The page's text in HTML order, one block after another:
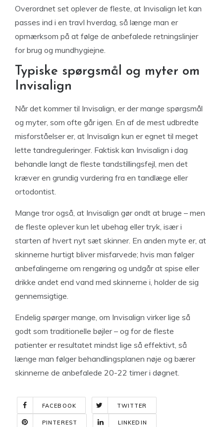
Overordnet set oplever de fleste, at Invisalign let kan
passes ind i en travl hverdag, så længe man er
opmærksom på at følge de anbefalede retningslinjer
for brug og mundhygiejne.
Typiske spørgsmål og myter om
Invisalign
Når det kommer til Invisalign, er der mange spørgsmål
og myter, som ofte går igen. En af de mest udbredte
misforståelser er, at Invisalign kun er egnet til meget
lette tandreguleringer. Faktisk kan Invisalign i dag
behandle langt de fleste tandstillingsfejl, men det
kræver en grundig vurdering fra en tandlæge eller
ortodontist.
Mange tror også, at Invisalign gør ondt at bruge – men
de fleste oplever kun let ubehag eller tryk, især i
starten af hvert nyt sæt skinner. En anden myte er, at
skinnerne hurtigt bliver misfarvede; hvis man følger
anbefalingerne om rengøring og undgår at spise eller
drikke andet end vand med skinnerne i, holder de sig
gennemsigtige.
Endelig spørger mange, om Invisalign virker lige så
godt som traditionelle bøjler – og for de fleste
patienter er resultatet mindst lige så effektivt, så
længe man følger behandlingsplanen nøje og bærer
skinnerne de anbefalede 20-22 timer i døgnet.
FACEBOOK TWITTER
PINTEREST LINKEDIN